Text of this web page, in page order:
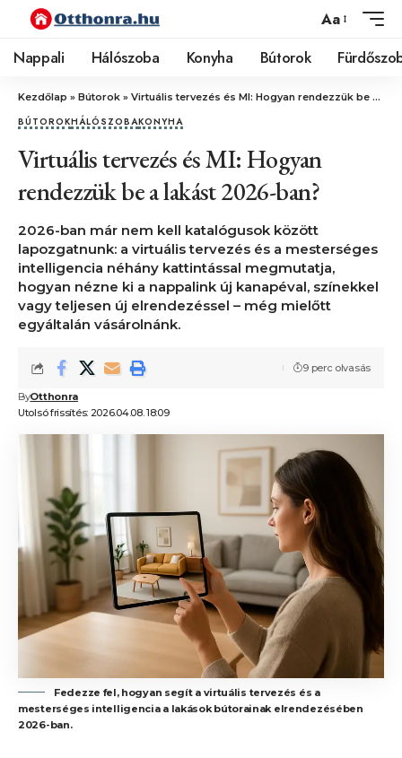
Aa
Nappali Hálószoba Konyha Bútorok
Kezdőlap » Bútorok » Virtuális tervezés és MI: Hogyan rendezzük be a lakást 2026-ban?
BÚTOROKHÁLÓSZOBAKONYHA
Virtuális tervezés és MI: Hogyan
rendezzük be a lakást 2026-ban?
2026-ban már nem kell katalógusok között
lapozgatnunk: a virtuális tervezés és a mesterséges
intelligencia néhány kattintással megmutatja,
hogyan nézne ki a nappalink új kanapéval, színekkel
vagy teljesen új elrendezéssel – még mielőtt
egyáltalán vásárolnánk.
Utolsó frissítés: 2026.04.08. 18:09
ByOtthonra
9 perc olvasás
Fedezze fel, hogyan segít a virtuális tervezés és a
mesterséges intelligencia a lakások bútorainak elrendezésében
2026-ban.